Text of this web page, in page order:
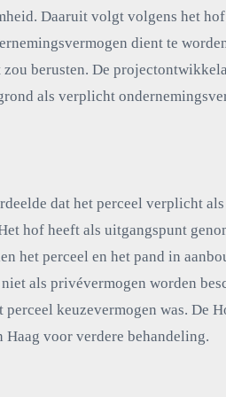
Daaruit volgt volgens het
dient te
berusten. De
als verplicht
dat het perceel verplicht als
hof heeft als uitgangspunt
het perceel en het pand in
als privévermogen worden
keuzevermogen was. De
voor verdere behandeling.